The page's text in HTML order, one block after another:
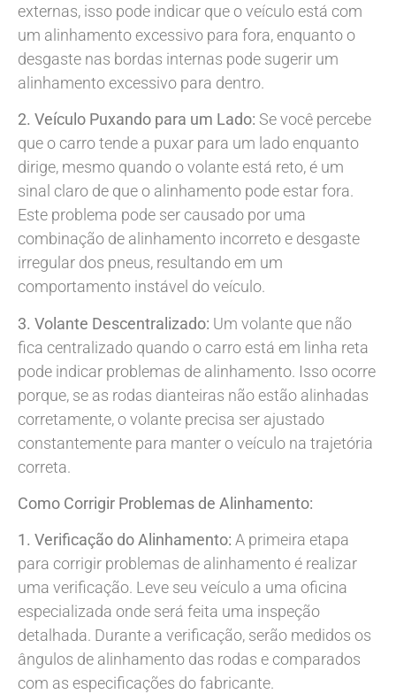
externas, isso pode indicar que o veículo está com
um alinhamento excessivo para fora, enquanto o
desgaste nas bordas internas pode sugerir um
alinhamento excessivo para dentro.
2. Veículo Puxando para um Lado: Se você percebe
que o carro tende a puxar para um lado enquanto
dirige, mesmo quando o volante está reto, é um
sinal claro de que o alinhamento pode estar fora.
Este problema pode ser causado por uma
combinação de alinhamento incorreto e desgaste
irregular dos pneus, resultando em um
comportamento instável do veículo.
3. Volante Descentralizado: Um volante que não
fica centralizado quando o carro está em linha reta
pode indicar problemas de alinhamento. Isso ocorre
porque, se as rodas dianteiras não estão alinhadas
corretamente, o volante precisa ser ajustado
constantemente para manter o veículo na trajetória
correta.
Como Corrigir Problemas de Alinhamento:
1. Verificação do Alinhamento: A primeira etapa
para corrigir problemas de alinhamento é realizar
uma verificação. Leve seu veículo a uma oficina
especializada onde será feita uma inspeção
detalhada. Durante a verificação, serão medidos os
ângulos de alinhamento das rodas e comparados
com as especificações do fabricante.